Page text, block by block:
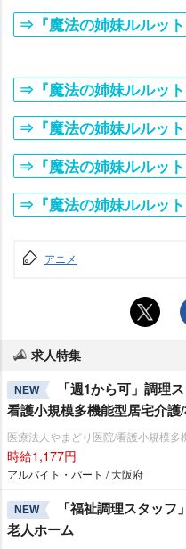
⇒『魔法の姉妹ルルッ
⇒『魔法の姉妹ルルッ
⇒『魔法の姉妹ルルッ
⇒『魔法の姉妹ルルッ
⇒『魔法の姉妹ルルッ
アニメ
求人特集
NEW
「週1から可」調理
看護小規模多機能型居宅介護
医療法人やまどり医院/看護小規模多
時給1,177円
アルバイト・パート / 大阪府
NEW
「福祉調理スタッ
老人ホーム